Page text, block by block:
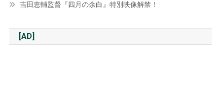
吉田恵輔監督『四月の余白』特別映像解禁！
[AD]